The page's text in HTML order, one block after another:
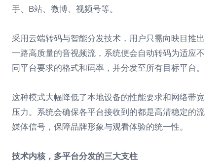
手、B站、微博、视频号等。
采用云端转码与智能分发技术，用户只需向映目推出
一路高质量的音视频流，系统便会自动转码为适应不
同平台要求的格式和码率，并分发至所有目标平台。
这种模式大幅降低了本地设备的性能要求和网络带宽
压力。系统会确保各平台接收到的都是高清稳定的流
媒体信号，保障品牌形象与观看体验的统一性。
技术内核，多平台分发的三大支柱